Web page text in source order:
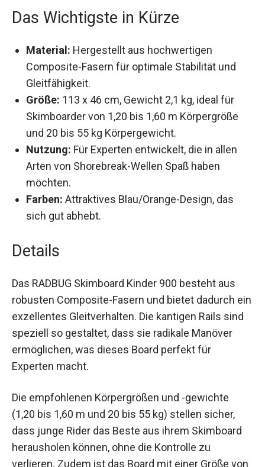
Das Wichtigste in Kürze
Material: Hergestellt aus hochwertigen
Composite-Fasern für optimale Stabilität und
Gleitfähigkeit.
Größe: 113 x 46 cm, Gewicht 2,1 kg, ideal für
Skimboarder von 1,20 bis 1,60 m Körpergröße
und 20 bis 55 kg Körpergewicht.
Nutzung: Für Experten entwickelt, die in allen
Arten von Shorebreak-Wellen Spaß haben
möchten.
Farben: Attraktives Blau/Orange-Design, das
sich gut abhebt.
Details
Das RADBUG Skimboard Kinder 900 besteht aus
robusten Composite-Fasern und bietet dadurch
ein exzellentes Gleitverhalten. Die kantigen Rails
sind speziell so gestaltet, dass sie radikale
Manöver ermöglichen, was dieses Board perfekt
für Experten macht.
Die empfohlenen Körpergrößen und -gewichte
(1,20 bis 1,60 m und 20 bis 55 kg) stellen sicher,
dass junge Rider das Beste aus ihrem Skimboard
herausholen können, ohne die Kontrolle zu